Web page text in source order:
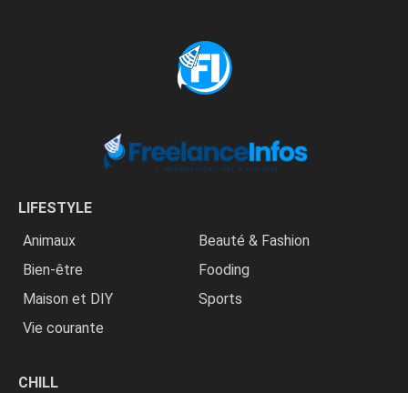
LIFESTYLE
Animaux
Beauté & Fashion
Bien-être
Fooding
Maison et DIY
Sports
Vie courante
CHILL